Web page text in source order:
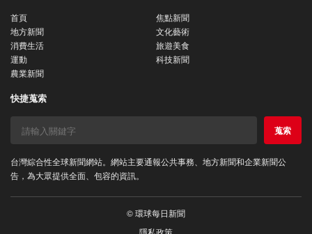
首頁
焦點新聞
地方新聞
文化藝術
消費生活
旅遊美食
運動
科技新聞
農業新聞
快捷蒐索
蒐索
台灣綜合性全球新聞網站。網站主要通報公共事務、地方新聞和企業新聞公
告，為大眾提供全面、包容的資訊。
© 環球每日新聞